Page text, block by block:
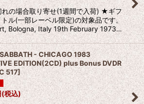
の場合取り寄せ(1週間で入荷) ★ギフ
ル(一部レーベル限定)の対象品です。
Bologna, Italy 19th February 1973…
- CHICAGO 1983
EDITION(2CD) plus Bonus DVDR
517]
(税込)